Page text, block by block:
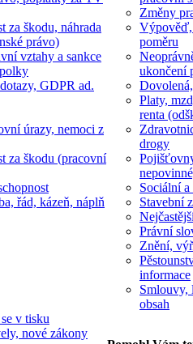
za škodu, náhrada
právo)
vztahy a sankce
GDPR ad.
Změny
Výpověď,
poměru
ukončení
Platy,
renta
úrazy, nemoci z
za škodu (pracovní
řád, kázeň, náplň
drogy
Sociální
Stavební
Právní
Znění,
informace
Smlouvy,
obsah
v tisku
nové zákony